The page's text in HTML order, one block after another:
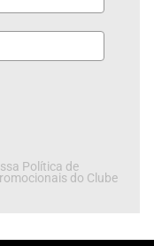
Política de
do Clube